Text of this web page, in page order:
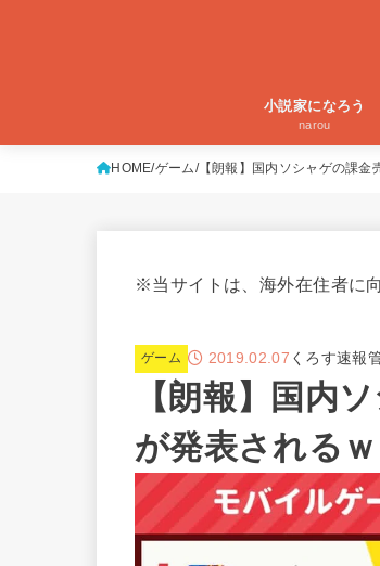
小説家になろう
narou
HOME ゲーム 【朗報】国内ソシャゲの課金
※当サイトは、海外在住者に
ゲーム 2019.02.07 くろす速報
【朗報】国内
が発表されるｗ